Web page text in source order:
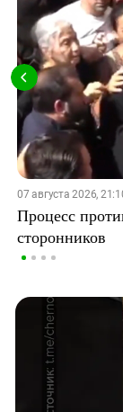
07 августа 2026,
Процесс
сторонников